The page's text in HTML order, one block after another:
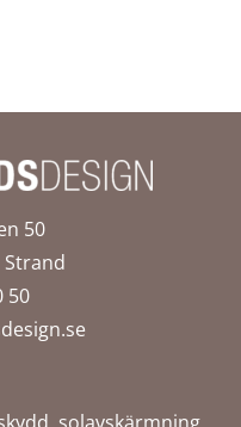
50
Strand
50